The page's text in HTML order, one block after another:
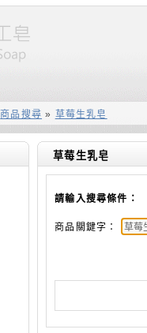
商品搜尋 » 草莓生乳皂
草莓生乳皂
請輸入搜尋條件：
商品關鍵字：